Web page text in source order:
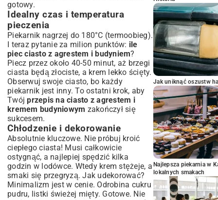
gotowy.
Idealny czas i temperatura
pieczenia
Piekarnik nagrzej do 180°C (termoobieg).
I teraz pytanie za milion punktów: ile
piec ciasto z agrestem i budyniem?
Piecz przez około 40-50 minut, aż brzegi
ciasta będą złociste, a krem lekko ścięty.
Obserwuj swoje ciasto, bo każdy
piekarnik jest inny. To ostatni krok, aby
Twójprzepis na ciasto z agrestem i
kremem budyniowym zakończył się
sukcesem.
Chłodzenie i dekorowanie
Absolutnie kluczowe. Nie próbuj kroić
ciepłego ciasta! Musi całkowicie
ostygnąć, a najlepiej spędzić kilka
godzin w lodówce. Wtedy krem stężeje, a
smaki się przegryzą. Jak udekorować?
Minimalizm jest w cenie. Odrobina cukru
pudru, listki świeżej mięty. Gotowe. Nie
Jak uniknąć oszustw
Najlepsza piekarnia w
lokalnych smakach